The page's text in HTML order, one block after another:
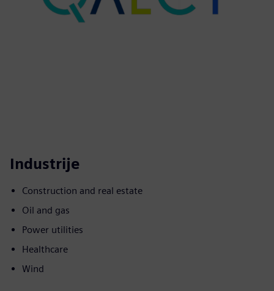
Industrije
Construction and real estate
Oil and gas
Power utilities
Healthcare
Wind